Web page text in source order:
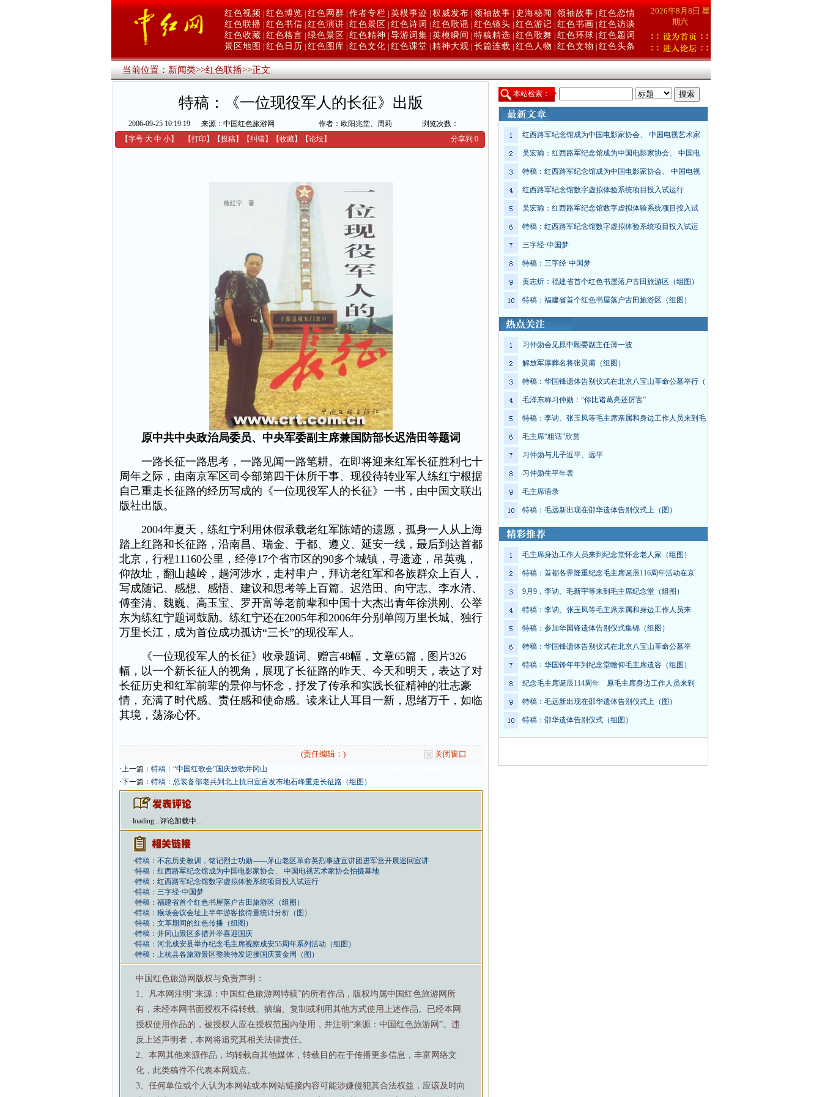
红色视频 红色博览 红色网群 作者专栏 英模事迹 权威发布 领袖故事 史海秘闻 领袖故事 红色恋情
红色联播 红色书信 红色演讲 红色景区 红色诗词 红色歌谣 红色镜头 红色游记 红色书画
红色访谈
红色收藏 红色格言 绿色景区 红色精神 导游词集 英模瞬间 特稿精选 红色歌舞 红色环球 红色题词
景区地图
红色日历 红色图库 红色文化 红色课堂 精神大观 长篇连载 红色人物 红色文物 红色头条
2026年8月8日 星
期六
当前位置：新闻类>>红色联播>>正文
特稿：《一位现役军人的长征》出版
2006-09-25 10:19:19 来源：中国红色旅游网 作者：欧阳兆堂、周莉
浏览次数：
【字号 大 中 小】 【打印 】 【投稿】 【纠错】 【收藏】 【论坛】 分享到:0
原中共中央政治局委员、中央军委副主席兼国防部长迟浩田等题词
一路长征一路思考，一路见闻一路笔耕。在即将迎来红军长征胜利七十
周年之际，由南京军区司令部第四干休所干事、现役待转业军人练红宁根据
自己重走长征路的经历写成的《一位现役军人的长征》一书，由中国文联出
版社出版。
2004年夏天，练红宁利用休假承载老红军陈靖的遗愿，孤身一人从上海
踏上红路和长征路，沿南昌、瑞金、于都、遵义、延安一线，最后到达首都
北京，行程11160公里，经停17个省市区的90多个城镇，寻遗迹，吊英魂，
仰故址，翻山越岭，趟河涉水，走村串户，拜访老红军和各族群众上百人，
写成随记、感想、感悟、建议和思考等上百篇。迟浩田、向守志、李水清、
傅奎清、魏巍、高玉宝、罗开富等老前辈和中国十大杰出青年徐洪刚、公举
东为练红宁题词鼓励。练红宁还在2005年和2006年分别单闯万里长城、独行
万里长江，成为首位成功孤访“三长”的现役军人。
《一位现役军人的长征》收录题词、赠言48幅，文章65篇，图片326
幅，以一个新长征人的视角，展现了长征路的昨天、今天和明天，表达了对
长征历史和红军前辈的景仰与怀念，抒发了传承和实践长征精神的壮志豪
情，充满了时代感、责任感和使命感。读来让人耳目一新，思绪万千，如临
其境，荡涤心怀。
(责任编辑：) 关闭窗口
·上一篇： 特稿：“中国红歌会”国庆放歌井冈山
·下一篇： 特稿：总装备部老兵到北上抗日宣言发布地石峰重走长征路（组图）
loading...评论加载中...
·特稿：不忘历史教训，铭记烈士功勋——茅山老区革命英烈事迹宣讲团进军营开展巡回宣讲
·特稿：红西路军纪念馆成为中国电影家协会、 中国电视艺术家协会拍摄基地
·特稿：红西路军纪念馆数字虚拟体验系统项目投入试运行
·特稿：三字经·中国梦
·特稿：福建省首个红色书屋落户古田旅游区（组图）
·特稿：猴场会议会址上半年游客接待量统计分析（图）
·特稿：文革期间的红色传播（组图）
·特稿：井冈山景区多措并举喜迎国庆
·特稿：河北成安县举办纪念毛主席视察成安55周年系列活动（组图）
·特稿：上杭县各旅游景区整装待发迎接国庆黄金周（图）
中国红色旅游网版权与免责声明：
1、凡本网注明“来源：中国红色旅游网特稿”的所有作品，版权均属中国红色旅游网所
有，未经本网书面授权不得转载、摘编、复制或利用其他方式使用上述作品。已经本网
授权使用作品的，被授权人应在授权范围内使用，并注明“来源：中国红色旅游网”。违
反上述声明者，本网将追究其相关法律责任。
2、本网其他来源作品，均转载自其他媒体，转载目的在于传播更多信息，丰富网络文
化，此类稿件不代表本网观点。
3、任何单位或个人认为本网站或本网站链接内容可能涉嫌侵犯其合法权益，应该及时向
本站检索：
红西路军纪念馆成为中国电影家协会、 中国电视艺术家
吴宏瑜：红西路军纪念馆成为中国电影家协会、 中国电
特稿：红西路军纪念馆成为中国电影家协会、 中国电视
红西路军纪念馆数字虚拟体验系统项目投入试运行
吴宏瑜：红西路军纪念馆数字虚拟体验系统项目投入试
特稿：红西路军纪念馆数字虚拟体验系统项目投入试运
三字经·中国梦
特稿：三字经·中国梦
黄志炘：福建省首个红色书屋落户古田旅游区（组图）
特稿：福建省首个红色书屋落户古田旅游区（组图）
习仲勋会见原中顾委副主任薄一波
解放军厚葬名将张灵甫（组图）
特稿：华国锋遗体告别仪式在北京八宝山革命公墓举行（
毛泽东称习仲勋：“你比诸葛亮还厉害”
特稿：李讷、张玉凤等毛主席亲属和身边工作人员来到毛
毛主席“粗话”欣赏
习仲勋与儿子近平、远平
习仲勋生平年表
毛主席语录
特稿：毛远新出现在邵华遗体告别仪式上（图）
毛主席身边工作人员来到纪念堂怀念老人家（组图）
特稿：首都各界隆重纪念毛主席诞辰116周年活动在京
9月9，李讷、毛新宇等来到毛主席纪念堂（组图）
特稿：李讷、张玉凤等毛主席亲属和身边工作人员来
特稿：参加华国锋遗体告别仪式集锦（组图）
特稿：华国锋遗体告别仪式在北京八宝山革命公墓举
特稿：华国锋年年到纪念堂瞻仰毛主席遗容（组图）
纪念毛主席诞辰114周年 原毛主席身边工作人员来到
特稿：毛远新出现在邵华遗体告别仪式上（图）
特稿：邵华遗体告别仪式（组图）